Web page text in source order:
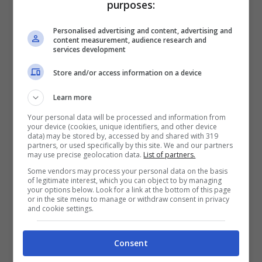
Il maglione da buttare può, invece,
diventare unoscaldacollo
differenza di una normalesciarpa,
prevede che le estremità dell’accessorio
siano fissate con deibottoni . Utilissimo in
questa stagione e, che nel momento del
bisogno, può anche diventare un pratico
copricaposemplicemente sollevando la
parte posteriore.
purposes:
Personalised advertising and content, advertising and
content measurement, audience research and
services development
Store and/or access information on a device
Learn more
Your personal data will be processed and information from
your device (cookies, unique identifiers, and other device
data) may be stored by, accessed by and shared with 319
partners, or used specifically by this site. We and our partners
may use precise geolocation data. List of partners.
Some vendors may process your personal data on the basis
of legitimate interest, which you can object to by managing
your options below. Look for a link at the bottom of this page
or in the site menu to manage or withdraw consent in privacy
and cookie settings.
Consent